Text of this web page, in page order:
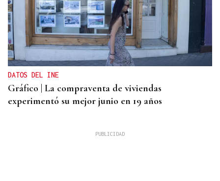
DATOS DEL INE
Gráfico | La compraventa de viviendas
experimentó su mejor junio en 19 años